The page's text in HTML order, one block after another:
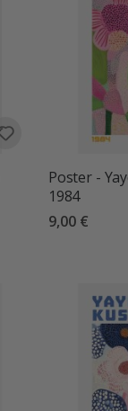
Poster -
1984
9,00 €